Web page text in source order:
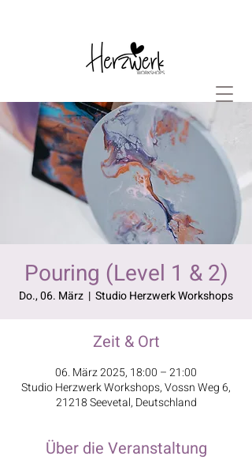
Pouring (Level 1 & 2)
Do., 06. März
  |
Studio Herzwerk Workshops
Zeit & Ort
06. März 2025, 18:00 – 21:00
Studio Herzwerk Workshops, Vossn Weg 6,
21218 Seevetal, Deutschland
Über die Veranstaltung